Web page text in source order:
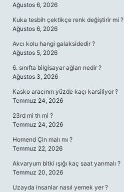
Ağustos 6, 2026
Kuka tesbih çektikçe renk değiştirir mi ?
Ağustos 6, 2026
Avcı kolu hangi galaksidedir ?
Ağustos 5, 2026
6. sınıfta bilgisayar ağları nedir ?
Ağustos 3, 2026
Kasko aracının yüzde kaçı karsiliyor ?
Temmuz 24, 2026
23rd mi th mi ?
Temmuz 24, 2026
Homend Çin malı mı ?
Temmuz 22, 2026
Akvaryum bitki ışığı kaç saat yanmalı ?
Temmuz 20, 2026
Uzayda insanlar nasıl yemek yer ?